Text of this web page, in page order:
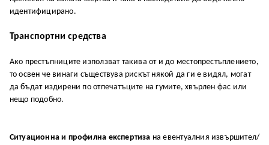
идентифицирано.
Транспортни средства
Ако престъпниците използват такива от и до местопрестъплението,
то освен че винаги съществува рискът някой да ги е видял, могат
да бъдат издирени по отпечатъците на гумите, хвърлен фас или
нещо подобно.
Ситуационна и профилна експертиза на евентуалния извършител/